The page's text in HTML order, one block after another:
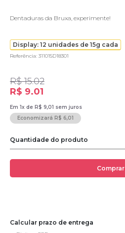
Dentaduras da Bruxa, experimente!
Display: 12 unidades de 15g cada
Referência: 311015D18301
R$ 15.02
R$ 9.01
Em 1x de R$ 9,01 sem juros
Economizará R$ 6,01
Quantidade do produto
Comprar
Calcular prazo de entrega